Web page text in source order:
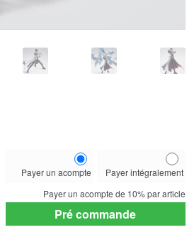
your
payment
Payer un acompte
Payer intégralement
Payer un acompte de 10%par article
Pré commande
prix
actuel